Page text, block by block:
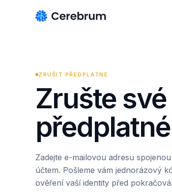
ZRUŠIT PŘEDPLATNÉ
Zrušte své
předplatné
Zadejte e-mailovou adresu
účtem. Pošleme vám jednorázový
ověření vaší identity před